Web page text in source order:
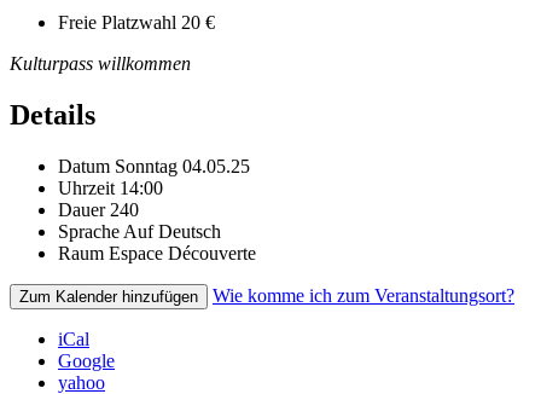
Freie Platzwahl 20 €
Kulturpass willkommen
Details
Datum Sonntag 04.05.25
Uhrzeit 14:00
Dauer 240
Sprache Auf Deutsch
Raum Espace Découverte
Zum Kalender hinzufügen Wie komme ich zum Veranstaltungsort?
iCal
Google
yahoo